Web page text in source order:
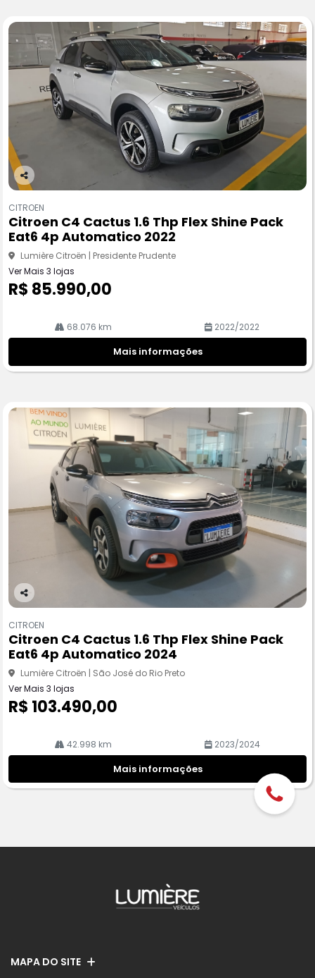
Co
pa
rtil
he
CITROEN
Citroen C4 Cactus 1.6 Thp Flex Shine Pack
Eat6 4p Automatico 2022
Lumière Citroën | Presidente Prudente
Ver Mais 3 lojas
R$ 85.990,00
68.076 km 2022/2022
Mais informações
Co
pa
rtil
he
CITROEN
Citroen C4 Cactus 1.6 Thp Flex Shine Pack
Eat6 4p Automatico 2024
Lumière Citroën | São José do Rio Preto
Ver Mais 3 lojas
R$ 103.490,00
42.998 km 2023/2024
Mais informações
MAPA DO SITE